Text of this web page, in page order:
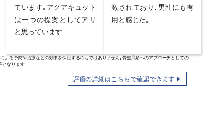
ています｡ アクアキュット
は一つの提案としてアリ
と思っています
激されており､ 男性にも有
用と感じた｡
よる予防や治療などの効果を保証するのもではありません｡骨盤底筋へのアプローチとしての
となります｡
評価の詳細はこちらで確認できます